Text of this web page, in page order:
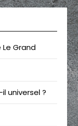
Le Grand
universel ?